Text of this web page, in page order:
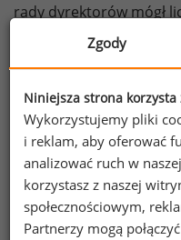
rady dyrektorów mógł
oraz zwrot kosztów
raportu KPMG w
Lodestone Global jest
000 $. Więcej na
źródło: NY Times
Zobacz
Zgody
Niniejsza strona korzysta
Wykorzystujemy pliki
i reklam, aby oferować
analizować ruch w
korzystasz z naszej
społecznościowym,
Partnerzy mogą